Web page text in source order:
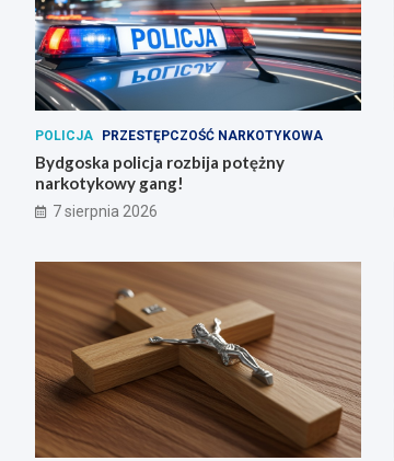
POLICJA PRZESTĘPCZOŚĆ NARKOTYKOWA
Bydgoska policja rozbija potężny
narkotykowy gang!
7 sierpnia 2026